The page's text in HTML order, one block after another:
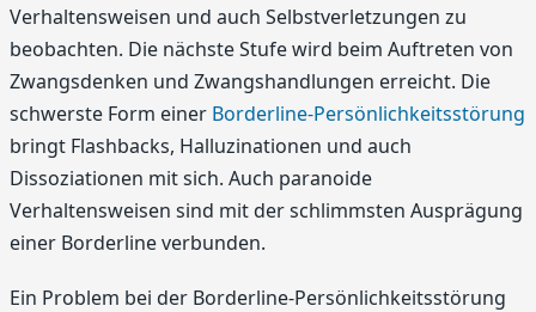
Verhaltensweisen und auch Selbstverletzungen zu
beobachten. Die nächste Stufe wird beim Auftreten von
Zwangsdenken und Zwangshandlungen erreicht. Die
schwerste Form einer Borderline-Persönlichkeitsstörung
bringt Flashbacks, Halluzinationen und auch
Dissoziationen mit sich. Auch paranoide
Verhaltensweisen sind mit der schlimmsten Ausprägung
einer Borderline verbunden.
Ein Problem bei der Borderline-Persönlichkeitsstörung